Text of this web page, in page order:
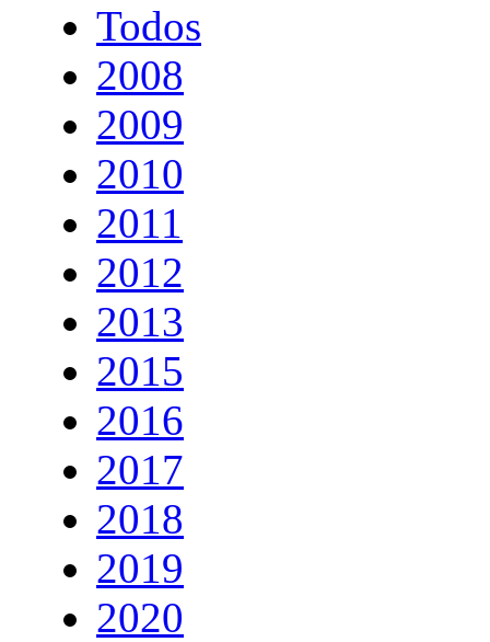
Todos
2008
2009
2010
2011
2012
2013
2015
2016
2017
2018
2019
2020